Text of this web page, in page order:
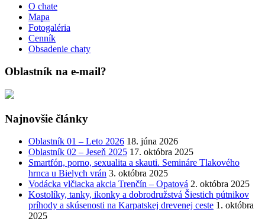
O chate
Mapa
Fotogaléria
Cenník
Obsadenie chaty
Oblastník na e-mail?
Najnovšie články
Oblastník 01 – Leto 2026 18. júna 2026
Oblastník 02 – Jeseň 2025 17. októbra 2025
Smartfón, porno, sexualita a skauti. Semináre Tlakového
hrnca u Bielych vrán 3. októbra 2025
Vodácka vlčiacka akcia Trenčín – Opatová 2. októbra 2025
Kostolíky, tanky, ikonky a dobrodružstvá Šiestich pútnikov
príhody a skúsenosti na Karpatskej drevenej ceste 1. októbra
2025